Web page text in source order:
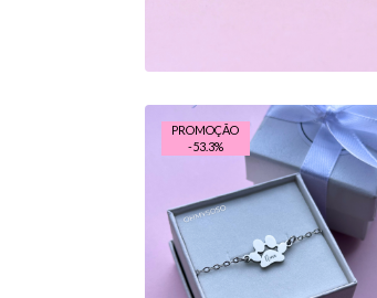
PROMOÇÃO
-53.3%
PULSEIRA
PERSONALIZADA
PATINHA